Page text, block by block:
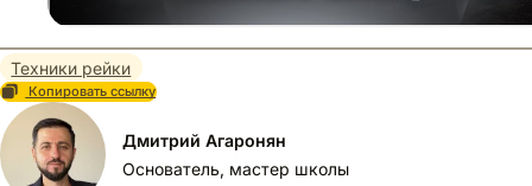
Техники рейки
Копировать ссылку
Дмитрий Агаронян
Основатель, мастер школы